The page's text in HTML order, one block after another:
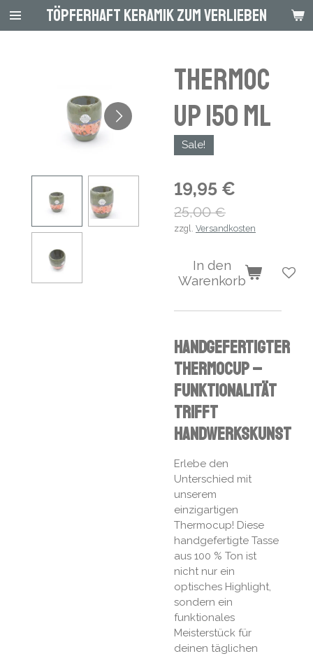
Zum
Hauptinhalt
Töpferhaft Keramik zum Verlieben
Thermoc
up 150 ml
Sale!
19,95 €
25,00 €
zzgl. Versandkosten
In den
Warenkorb
Handgefertigter
Thermocup –
Funktionalität
trifft
Handwerkskunst
Erlebe den
Unterschied mit
unserem
einzigartigen
Thermocup! Diese
handgefertigte Tasse
aus 100 % Ton ist
nicht nur ein
optisches Highlight,
sondern ein
funktionales
Meisterstück für
deinen täglichen